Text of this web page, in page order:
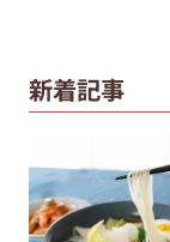
新着記事